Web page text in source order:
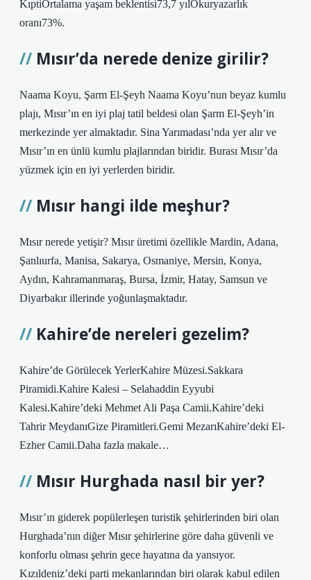
KıptiOrtalama yaşam beklentisi73,7 yılOkuryazarlık
oranı73%.
Mısır’da nerede denize girilir?
Naama Koyu, Şarm El-Şeyh Naama Koyu’nun beyaz kumlu
plajı, Mısır’ın en iyi plaj tatil beldesi olan Şarm El-Şeyh’in
merkezinde yer almaktadır. Sina Yarımadası’nda yer alır ve
Mısır’ın en ünlü kumlu plajlarından biridir. Burası Mısır’da
yüzmek için en iyi yerlerden biridir.
Mısır hangi ilde meşhur?
Mısır nerede yetişir? Mısır üretimi özellikle Mardin, Adana,
Şanlıurfa, Manisa, Sakarya, Osmaniye, Mersin, Konya,
Aydın, Kahramanmaraş, Bursa, İzmir, Hatay, Samsun ve
Diyarbakır illerinde yoğunlaşmaktadır.
Kahire’de nereleri gezelim?
Kahire’de Görülecek YerlerKahire Müzesi.Sakkara
Piramidi.Kahire Kalesi – Selahaddin Eyyubi
Kalesi.Kahire’deki Mehmet Ali Paşa Camii.Kahire’deki
Tahrir MeydanıGize Piramitleri.Gemi MezarıKahire’deki El-
Ezher Camii.Daha fazla makale…
Mısır Hurghada nasıl bir yer?
Mısır’ın giderek popülerleşen turistik şehirlerinden biri olan
Hurghada’nın diğer Mısır şehirlerine göre daha güvenli ve
konforlu olması şehrin gece hayatına da yansıyor.
Kızıldeniz’deki parti mekanlarından biri olarak kabul edilen